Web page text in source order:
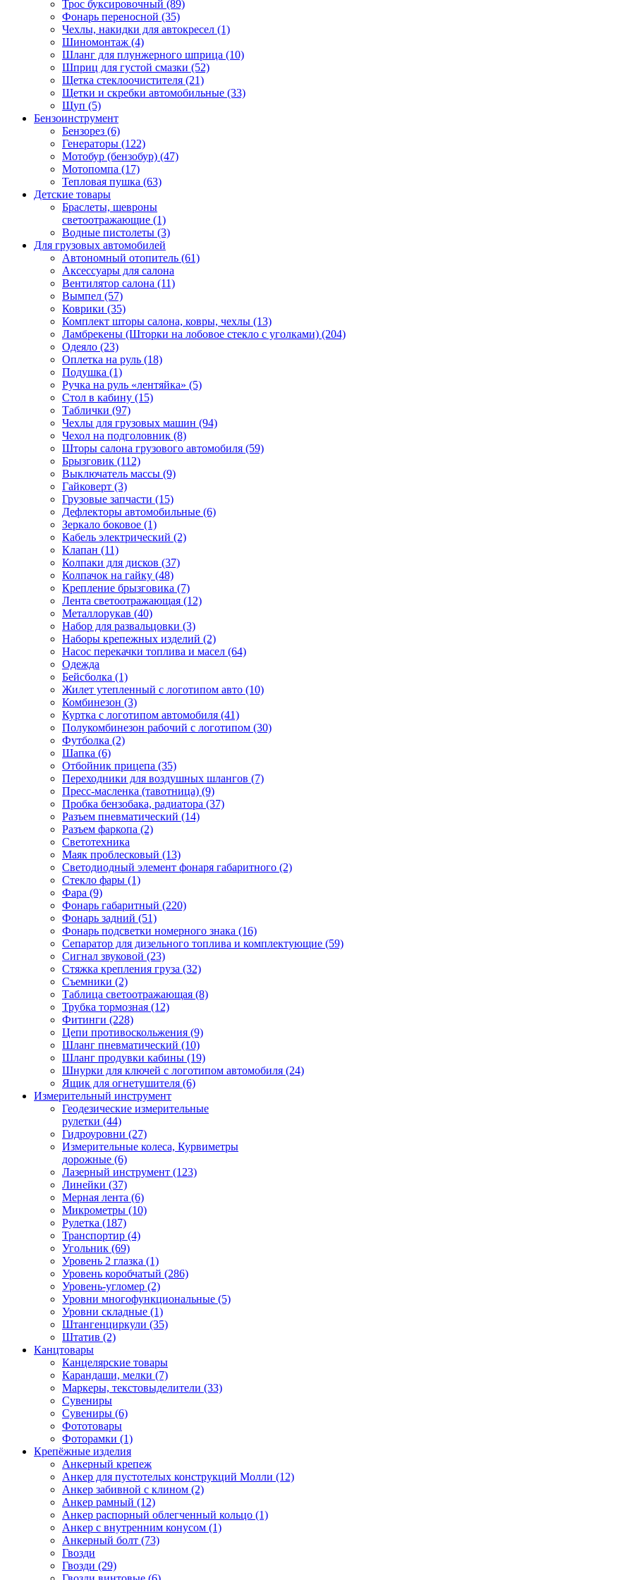
Трос буксировочный (89)
Фонарь переносной (35)
Чехлы, накидки для автокресел (1)
Шиномонтаж (4)
Шланг для плунжерного шприца (10)
Шприц для густой смазки (52)
Щетка стеклоочистителя (21)
Щетки и скребки автомобильные (33)
Щуп (5)
Бензоинструмент
Бензорез (6)
Генераторы (122)
Мотобур (бензобур) (47)
Мотопомпа (17)
Тепловая пушка (63)
Детские товары
Браслеты, шевроны
светоотражающие (1)
Водные пистолеты (3)
Для грузовых автомобилей
Автономный отопитель (61)
Аксессуары для салона
Вентилятор салона (11)
Вымпел (57)
Коврики (35)
Комплект шторы салона, ковры, чехлы (13)
Ламбрекены (Шторки на лобовое стекло с уголками) (204)
Одеяло (23)
Оплетка на руль (18)
Подушка (1)
Ручка на руль «лентяйка» (5)
Стол в кабину (15)
Таблички (97)
Чехлы для грузовых машин (94)
Чехол на подголовник (8)
Шторы салона грузового автомобиля (59)
Брызговик (112)
Выключатель массы (9)
Гайковерт (3)
Грузовые запчасти (15)
Дефлекторы автомобильные (6)
Зеркало боковое (1)
Кабель электрический (2)
Клапан (11)
Колпаки для дисков (37)
Колпачок на гайку (48)
Крепление брызговика (7)
Лента светоотражающая (12)
Металлорукав (40)
Набор для развальцовки (3)
Наборы крепежных изделий (2)
Насос перекачки топлива и масел (64)
Одежда
Бейсболка (1)
Жилет утепленный с логотипом авто (10)
Комбинезон (3)
Куртка с логотипом автомобиля (41)
Полукомбинезон рабочий с логотипом (30)
Футболка (2)
Шапка (6)
Отбойник прицепа (35)
Переходники для воздушных шлангов (7)
Пресс-масленка (тавотница) (9)
Пробка бензобака, радиатора (37)
Разъем пневматический (14)
Разъем фаркопа (2)
Светотехника
Маяк проблесковый (13)
Светодиодный элемент фонаря габаритного (2)
Стекло фары (1)
Фара (9)
Фонарь габаритный (220)
Фонарь задний (51)
Фонарь подсветки номерного знака (16)
Сепаратор для дизельного топлива и комплектующие (59)
Сигнал звуковой (23)
Стяжка крепления груза (32)
Съемники (2)
Таблица светоотражающая (8)
Трубка тормозная (12)
Фитинги (228)
Цепи противоскольжения (9)
Шланг пневматический (10)
Шланг продувки кабины (19)
Шнурки для ключей с логотипом автомобиля (24)
Ящик для огнетушителя (6)
Измерительный инструмент
Геодезические измерительные
рулетки (44)
Гидроуровни (27)
Измерительные колеса, Курвиметры
дорожные (6)
Лазерный инструмент (123)
Линейки (37)
Мерная лента (6)
Микрометры (10)
Рулетка (187)
Транспортир (4)
Угольник (69)
Уровень 2 глазка (1)
Уровень коробчатый (286)
Уровень-угломер (2)
Уровни многофункциональные (5)
Уровни складные (1)
Штангенциркули (35)
Штатив (2)
Канцтовары
Канцелярские товары
Карандаши, мелки (7)
Маркеры, текстовыделители (33)
Сувениры
Сувениры (6)
Фототовары
Фоторамки (1)
Крепёжные изделия
Анкерный крепеж
Анкер для пустотелых конструкций Молли (12)
Анкер забивной с клином (2)
Анкер рамный (12)
Анкер распорный облегченный кольцо (1)
Анкер с внутренним конусом (1)
Анкерный болт (73)
Гвозди
Гвозди (29)